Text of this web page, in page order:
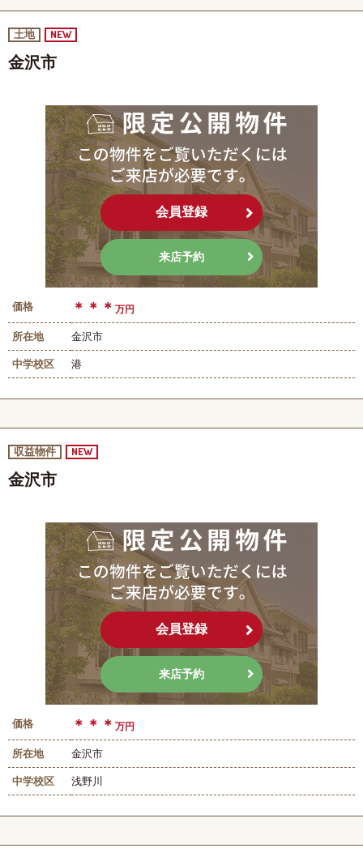
土地 NEW
金沢市
会員登録
来店予約
価格 ＊＊＊ 万円
所在地 金沢市
中学校区 港
収益物件 NEW
金沢市
会員登録
来店予約
価格 ＊＊＊ 万円
所在地 金沢市
中学校区 浅野川